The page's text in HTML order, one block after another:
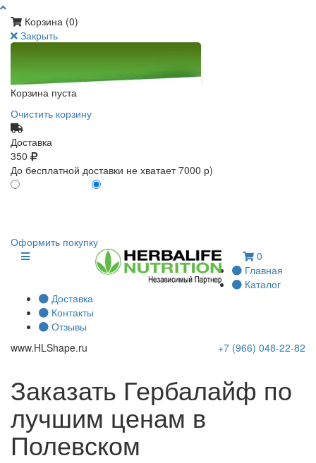
Корзина (0)
Закрыть
Корзина пуста
Очистить корзину
Доставка
350
До бесплатной доставки не хватает 7000 р)
Оформить покупку
0
Главная
Каталог
Доставка
Контакты
Отзывы
www.HLShape.ru +7 (966) 048-22-82
Заказать Гербалайф по
лучшим ценам в
Полевском